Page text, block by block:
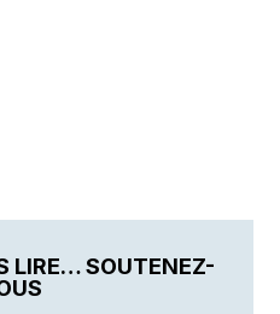
LIRE… SOUTENEZ-